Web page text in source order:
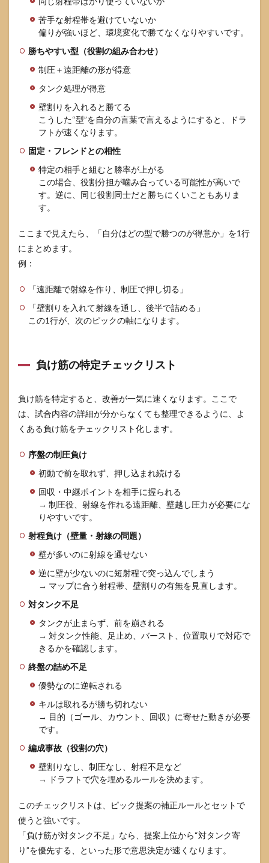
苦手な射程帯を避けていないか
偏りが強いほど、環境変化で勝てなくなりやすいです。
勝ちやすい型（役割の組み合わせ）
制圧＋遠距離の形が得意
タンク処理が得意
壁割りを入れると勝てる
こうした“型”を自分の言葉で言えるようにすると、ドラ
フトが速くなります。
固定・フレンドとの相性
特定の相手と組むと勝率が上がる
この場合、役割分担が噛み合っている可能性が高いで
す。逆に、同じ役割同士だと勝ちにくいこともありま
す。
ここまで見えたら、「自分はどの型で勝つのが得意か」を1行
にまとめます。
例：
「遠距離で射線を作り、制圧で押し切る」
「壁割りを入れて射線を通し、後半で詰める」
この1行が、次のピックの軸になります。
負け筋の特定チェックリスト
負け筋を特定すると、改善が一気に速くなります。ここで
は、試合内容の詳細が分からなくても整理できるように、よ
くある負け筋をチェックリスト化します。
序盤の制圧負け
初動で前を取れず、押し込まれ続ける
回収・中継ポイントを相手に握られる
→ 制圧役、射線を作れる遠距離、壁越し圧力が必要にな
りやすいです。
射程負け（壁量・射線の問題）
壁が多いのに射線を通せない
逆に壁が少ないのに短射程で突っ込んでしまう
→ マップに合う射程帯、壁割りの有無を見直します。
対タンク不足
タンクが止まらず、前を崩される
→ 対タンク性能、足止め、バースト、位置取りで対応で
きるかを確認します。
終盤の詰め不足
優勢なのに逆転される
キルは取れるが勝ち切れない
→ 目的（ゴール、カウント、回収）に寄せた動きが必要
です。
編成事故（役割の穴）
壁割りなし、制圧なし、射程不足など
→ ドラフトで穴を埋めるルールを決めます。
このチェックリストは、ピック提案の補正ルールとセットで
使うと強いです。
「負け筋が対タンク不足」なら、提案上位から“対タンク寄
り”を優先する、といった形で意思決定が速くなります。